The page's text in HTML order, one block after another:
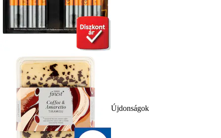
Újdonságok